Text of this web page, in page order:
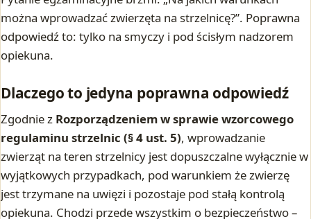
można wprowadzać zwierzęta na strzelnicę?”. Poprawna
odpowiedź to: tylko na smyczy i pod ścisłym nadzorem
opiekuna.
Dlaczego to jedyna poprawna odpowiedź
Zgodnie z Rozporządzeniem w sprawie wzorcowego
regulaminu strzelnic (§ 4 ust. 5), wprowadzanie
zwierząt na teren strzelnicy jest dopuszczalne wyłącznie w
wyjątkowych przypadkach, pod warunkiem że zwierzę
jest trzymane na uwięzi i pozostaje pod stałą kontrolą
opiekuna. Chodzi przede wszystkim o bezpieczeństwo –